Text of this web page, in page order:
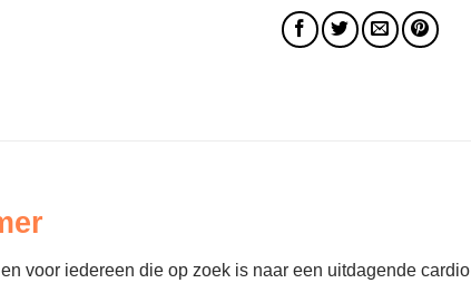
voor iedereen die op zoek is naar een uitdagende